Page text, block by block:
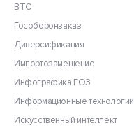
ВТС
Гособоронзаказ
Диверсификация
Импортозамещение
Инфографика ГОЗ
Информационные технологии
Искусственный интеллект